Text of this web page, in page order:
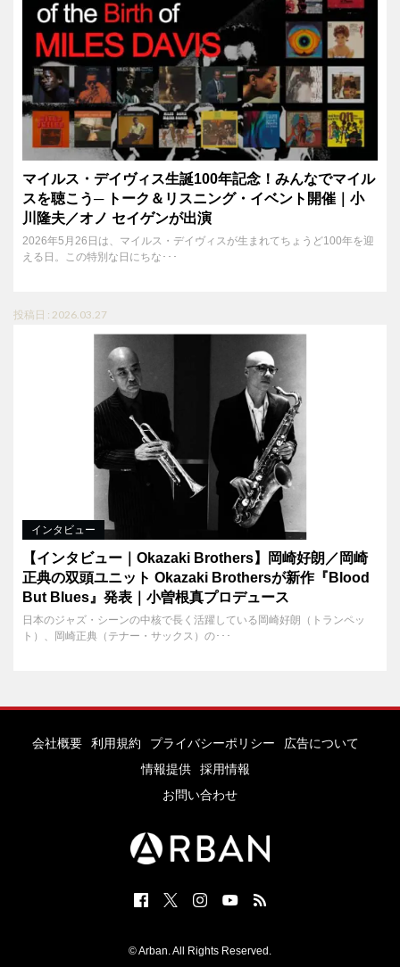
マイルス・デイヴィス生誕100年記念！みんなでマイル
スを聴こう─ トーク＆リスニング・イベント開催｜小
川隆夫／オノ セイゲンが出演
2026年5月26日は、マイルス・デイヴィスが生まれてちょうど100年を迎
える日。この特別な日にちな･･･
投稿日 : 2026.03.27
インタビュー
【インタビュー｜Okazaki Brothers】岡崎好朗／岡崎
正典の双頭ユニット Okazaki Brothersが新作『Blood
But Blues』発表｜小曽根真プロデュース
日本のジャズ・シーンの中核で長く活躍している岡崎好朗（トランペッ
ト）、岡崎正典（テナー・サックス）の･･･
会社概要 利用規約 プライバシーポリシー
広告について
情報提供
採用情報
お問い合わせ
© Arban. All Rights Reserved.